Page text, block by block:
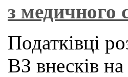
з медичного
Податківці
ВЗ внесків